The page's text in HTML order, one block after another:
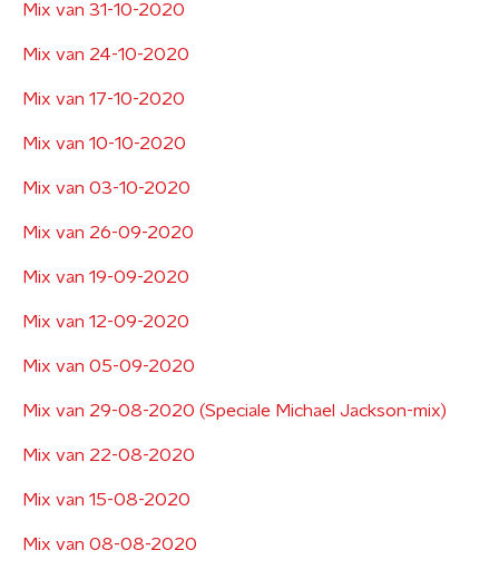
Mix van 31-10-2020
Mix van 24-10-2020
Mix van 17-10-2020
Mix van 10-10-2020
Mix van 03-10-2020
Mix van 26-09-2020
Mix van 19-09-2020
Mix van 12-09-2020
Mix van 05-09-2020
Mix van 29-08-2020 (Speciale Michael Jackson-mix)
Mix van 22-08-2020
Mix van 15-08-2020
Mix van 08-08-2020